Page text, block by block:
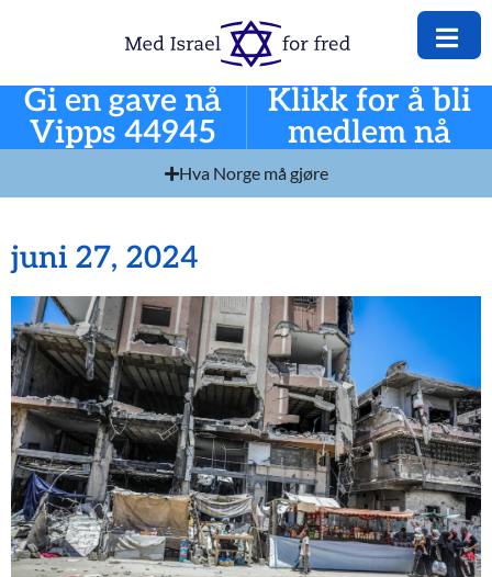
Gi en gave nå
Vipps 44945
Klikk for å bli
medlem nå
Hva Norge må gjøre
juni 27, 2024